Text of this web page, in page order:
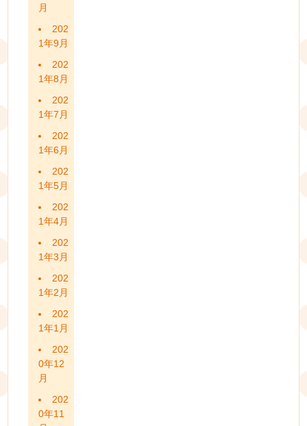
月
202
1年9月
202
1年8月
202
1年7月
202
1年6月
202
1年5月
202
1年4月
202
1年3月
202
1年2月
202
1年1月
202
0年12
月
202
0年11